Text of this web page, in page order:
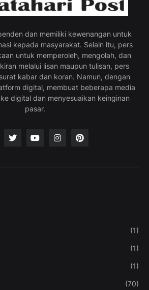
dan memiliki kewenangan untuk
kepada masyarakat. Selain itu, pers
untuk memperoleh, mengolah, dan
melalui lisan maupun tulisan, pers
kabar dan koran. Namun, dengan
digital, membuat beberapa media
digital dan menyesuaikan keinginan
pasar.
(1)
(1)
(1)
(70)